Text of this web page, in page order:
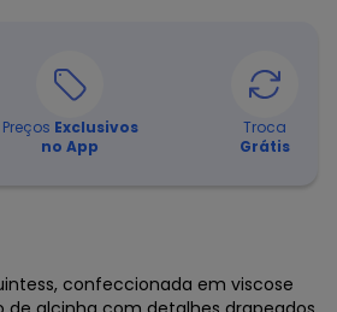
Preços Exclusivos
no App
Troca
Grátis
confeccionada em viscose